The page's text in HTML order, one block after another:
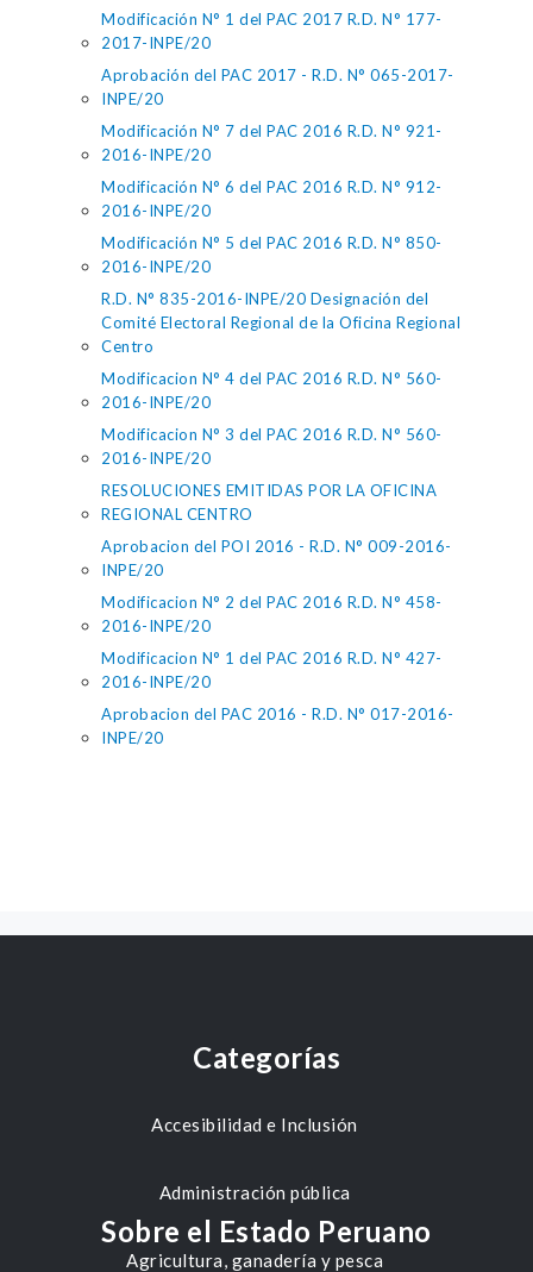
Modificación N° 1 del PAC 2017 R.D. N° 177-
2017-INPE/20
Aprobación del PAC 2017 - R.D. N° 065-2017-
INPE/20
Modificación N° 7 del PAC 2016 R.D. N° 921-
2016-INPE/20
Modificación N° 6 del PAC 2016 R.D. N° 912-
2016-INPE/20
Modificación N° 5 del PAC 2016 R.D. N° 850-
2016-INPE/20
R.D. N° 835-2016-INPE/20 Designación del
Comité Electoral Regional de la Oficina Regional
Centro
Modificacion N° 4 del PAC 2016 R.D. N° 560-
2016-INPE/20
Modificacion N° 3 del PAC 2016 R.D. N° 560-
2016-INPE/20
RESOLUCIONES EMITIDAS POR LA OFICINA
REGIONAL CENTRO
Aprobacion del POI 2016 - R.D. N° 009-2016-
INPE/20
Modificacion N° 2 del PAC 2016 R.D. N° 458-
2016-INPE/20
Modificacion N° 1 del PAC 2016 R.D. N° 427-
2016-INPE/20
Aprobacion del PAC 2016 - R.D. N° 017-2016-
INPE/20
Categorías
Accesibilidad e Inclusión
Administración pública
Agricultura, ganadería y pesca
Sobre el Estado Peruano